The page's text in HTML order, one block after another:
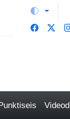
Videod